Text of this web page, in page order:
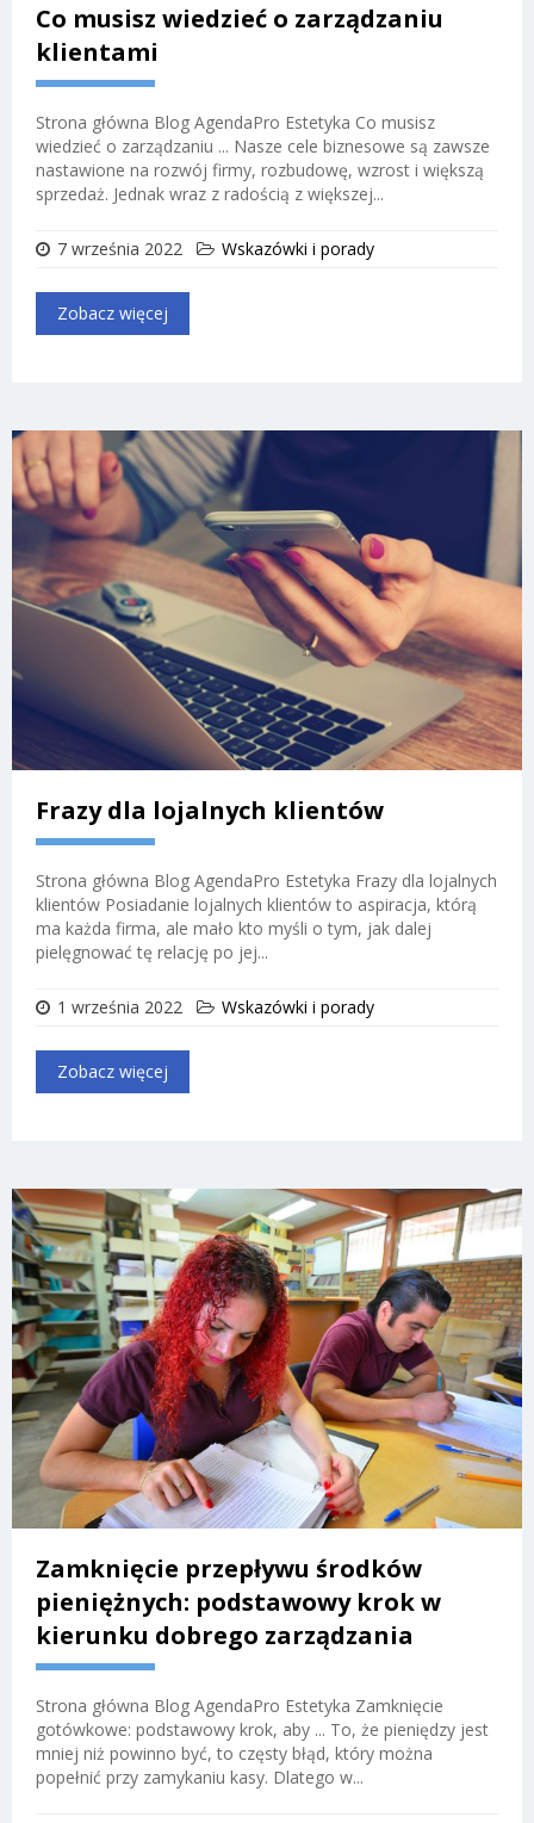
Co musisz wiedzieć o zarządzaniu
klientami
Strona główna Blog AgendaPro Estetyka Co musisz
wiedzieć o zarządzaniu ... Nasze cele biznesowe są zawsze
nastawione na rozwój firmy, rozbudowę, wzrost i większą
sprzedaż. Jednak wraz z radością z większej...
7 września 2022 Wskazówki i porady
Zobacz więcej
Frazy dla lojalnych klientów
Strona główna Blog AgendaPro Estetyka Frazy dla lojalnych
klientów Posiadanie lojalnych klientów to aspiracja, którą
ma każda firma, ale mało kto myśli o tym, jak dalej
pielęgnować tę relację po jej...
1 września 2022 Wskazówki i porady
Zobacz więcej
Zamknięcie przepływu środków
pieniężnych: podstawowy krok w
kierunku dobrego zarządzania
Strona główna Blog AgendaPro Estetyka Zamknięcie
gotówkowe: podstawowy krok, aby ... To, że pieniędzy jest
mniej niż powinno być, to częsty błąd, który można
popełnić przy zamykaniu kasy. Dlatego w...